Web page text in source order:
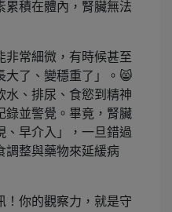
累積在體內，腎臟無法
非常細微，有時候甚至
大了、變穩重了」。😸
水、排尿、食慾到精神
錄並警覺。畢竟，腎臟
、早介入」，一旦錯過
調整與藥物來延緩病
！你的觀察力，就是守